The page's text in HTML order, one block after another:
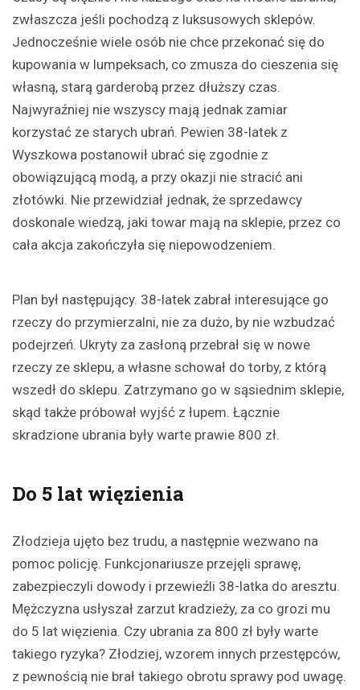
zwłaszcza jeśli pochodzą z luksusowych sklepów.
Jednocześnie wiele osób nie chce przekonać się do
kupowania w lumpeksach, co zmusza do cieszenia się
własną, starą garderobą przez dłuższy czas.
Najwyraźniej nie wszyscy mają jednak zamiar
korzystać ze starych ubrań. Pewien 38-latek z
Wyszkowa postanowił ubrać się zgodnie z
obowiązującą modą, a przy okazji nie stracić ani
złotówki. Nie przewidział jednak, że sprzedawcy
doskonale wiedzą, jaki towar mają na sklepie, przez co
cała akcja zakończyła się niepowodzeniem.
Plan był następujący. 38-latek zabrał interesujące go
rzeczy do przymierzalni, nie za dużo, by nie wzbudzać
podejrzeń. Ukryty za zasłoną przebrał się w nowe
rzeczy ze sklepu, a własne schował do torby, z którą
wszedł do sklepu. Zatrzymano go w sąsiednim sklepie,
skąd także próbował wyjść z łupem. Łącznie
skradzione ubrania były warte prawie 800 zł.
Do 5 lat więzienia
Złodzieja ujęto bez trudu, a następnie wezwano na
pomoc policję. Funkcjonariusze przejęli sprawę,
zabezpieczyli dowody i przewieźli 38-latka do aresztu.
Mężczyzna usłyszał zarzut kradzieży, za co grozi mu
do 5 lat więzienia. Czy ubrania za 800 zł były warte
takiego ryzyka? Złodziej, wzorem innych przestępców,
z pewnością nie brał takiego obrotu sprawy pod uwagę.